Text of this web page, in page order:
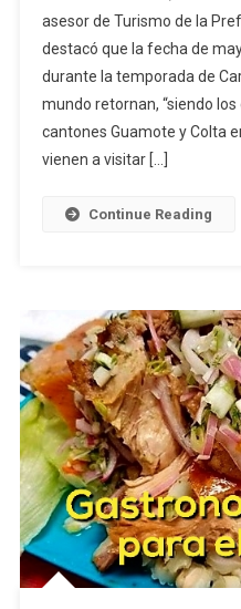
Desfile
De
Carnaval
asesor de Turismo de la
destacó que la fecha de
durante la temporada de
mundo retornan, “siendo
cantones Guamote y Colta
vienen a visitar […]
Continue Reading